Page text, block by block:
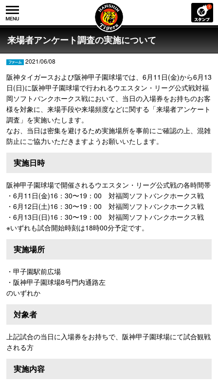
来場者アンケート調査の実施について
2021/06/08
阪神タイガースおよび阪神甲子園球場では、6月11日(金)から6月13
日(日)に阪神甲子園球場で行われるウエスタン・リーグ公式戦対福
岡ソフトバンクホークス戦において、当日の入場券をお持ちのお客
様を対象に、来場手段や来場頻度などに関する「来場者アンケート
調査」を実施いたします。
なお、当日は密集を避けるため実施場所を事前にご確認の上、混雑
防止にご協力いただきますようお願いいたします。
実施日時
阪神甲子園球場で開催されるウエスタン・リーグ公式戦の各時間帯
・6月11日(金)16：30〜19：00 対福岡ソフトバンクホークス戦
・6月12日(土)16：30〜19：00 対福岡ソフトバンクホークス戦
・6月13日(日)16：30〜19：00 対福岡ソフトバンクホークス戦
※いずれも試合開始時刻は18時00分予定です。
実施場所
・甲子園駅前広場
・阪神甲子園球場8号門内通路左
のいずれか
対象者
上記試合の当日に入場券をお持ちで、阪神甲子園球場にて試合観戦
される方
実施内容